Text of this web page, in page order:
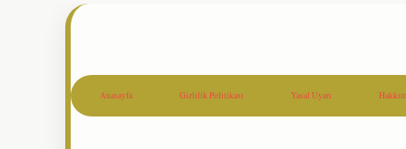
Anasayfa Gizlilik Politikası Yasal Uyarı